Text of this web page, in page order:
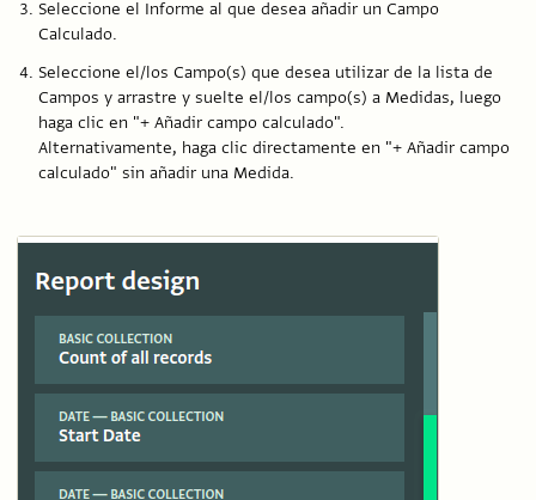
Seleccione el Informe al que desea añadir un Campo
Calculado.
Seleccione el/los Campo(s) que desea utilizar de la lista de
Campos y arrastre y suelte el/los campo(s) a Medidas, luego
haga clic en "+ Añadir campo calculado".
Alternativamente, haga clic directamente en "+ Añadir campo
calculado" sin añadir una Medida.